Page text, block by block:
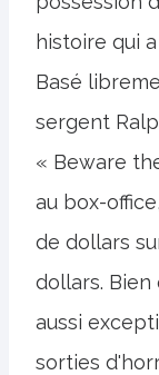
histoire qui
Basé
sergent
« Beware
au box-
de dollars
dollars.
aussi
sorties